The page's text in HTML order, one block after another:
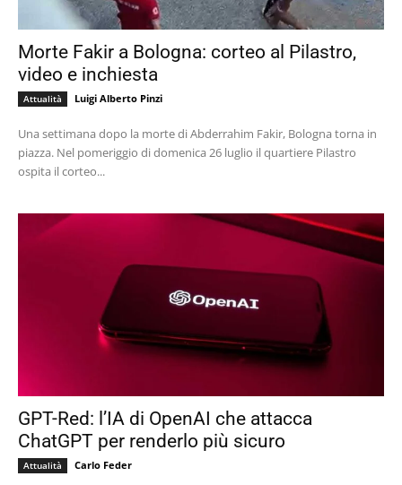
Morte Fakir a Bologna: corteo al Pilastro,
video e inchiesta
Attualità Luigi Alberto Pinzi
Una settimana dopo la morte di Abderrahim Fakir, Bologna torna in
piazza. Nel pomeriggio di domenica 26 luglio il quartiere Pilastro
ospita il corteo...
GPT-Red: l’IA di OpenAI che attacca
ChatGPT per renderlo più sicuro
Attualità Carlo Feder